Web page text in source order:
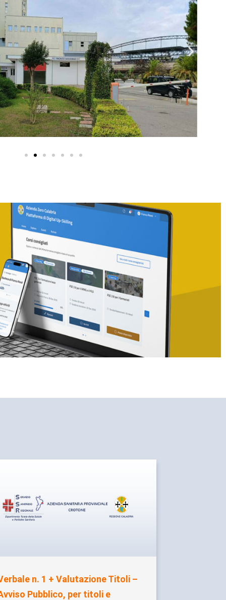
n. 1 + Valutazione Titoli –
Pubblico, per titoli e